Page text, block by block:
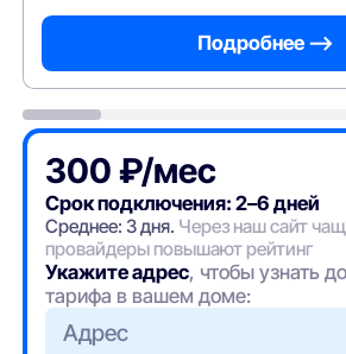
Подробнее —>
300 ₽/мес
Срок подключения: 2–6 дней
Среднее: 3 дня. Через наш сайт
провайдеры повышают рейтинг
Укажите адрес, чтобы узнать
тарифа в вашем доме:
Адрес